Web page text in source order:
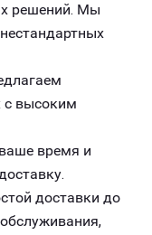
решений. Мы
с высоким
время и
доставки до